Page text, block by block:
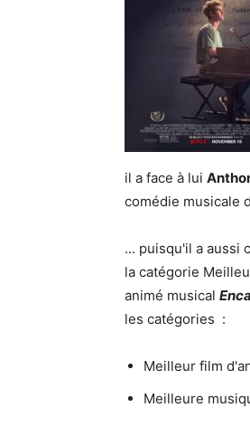
il a face à lui
comédie musicale
... puisqu'il a aussi
la catégorie
animé musical
les catégories :
Meilleur film
Meilleure